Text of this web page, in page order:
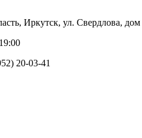
Иркутск, ул. Свердлова, дом
20-03-41